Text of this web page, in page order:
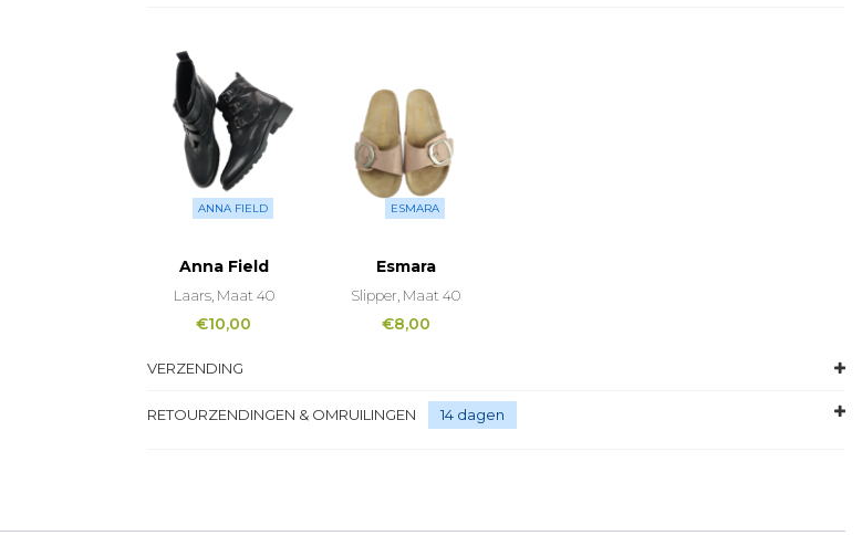
ANNA FIELD
Anna Field
Laars, Maat 40
€10,00
ESMARA
Esmara
Slipper, Maat 40
€8,00
VERZENDING
RETOURZENDINGEN & OMRUILINGEN 14 dagen